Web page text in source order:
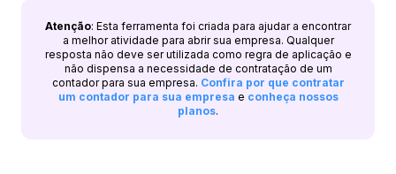
Atenção: Esta ferramenta foi criada para ajudar a encontrar
a melhor atividade para abrir sua empresa. Qualquer
resposta não deve ser utilizada como regra de aplicação e
não dispensa a necessidade de contratação de um
contador para sua empresa. Confira por que contratar
um contador para sua empresa e conheça nossos
planos.